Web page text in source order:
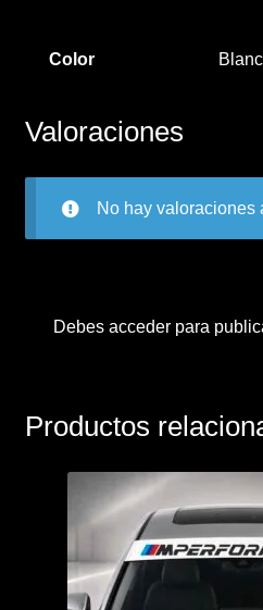
Color
Valoraciones
No hay valoraciones
Debes accederpara
Productos